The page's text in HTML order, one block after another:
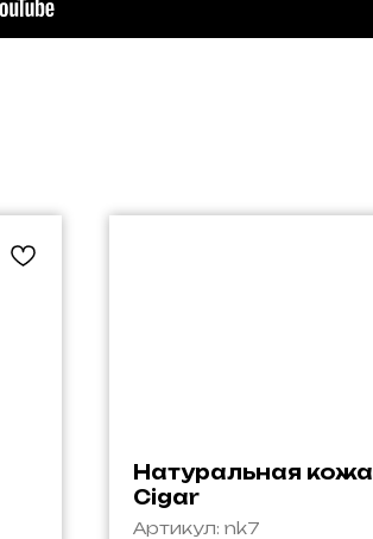
Натуральная кожа
Cigar
Артикул: nk7